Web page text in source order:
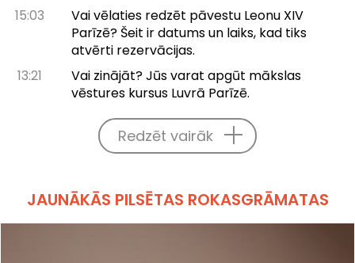
15:03
Vai vēlaties redzēt pāvestu Leonu XIV
Parīzē? Šeit ir datums un laiks, kad tiks
atvērti rezervācijas.
13:21
Vai zinājāt? Jūs varat apgūt mākslas
vēstures kursus Luvrā Parīzē.
Redzēt vairāk
JAUNĀKĀS PILSĒTAS ROKASGRĀMATAS